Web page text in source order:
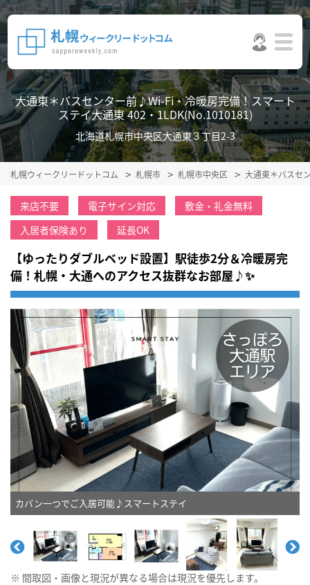
大通東＊バスセンター前♪Wi-Fi・冷暖房完備！スマート
ステイ大通東 402・1LDK(No.1010181)
北海道札幌市中央区大通東３丁目2-3
札幌ウィークリードットコム 札幌市 札幌市中央区 大通東＊バスセ
来店不要 電子サイン対応
敷金・礼金無料
入居者保険あり
延長OK
【ゆったりダブルベッド設置】駅徒歩2分＆冷暖房完
備！札幌・大通へのアクセス抜群なお部屋♪✨
カバン一つでご入居可能♪スマートステイ
※ 間取図・画像と現況が異なる場合は現況を優先します。